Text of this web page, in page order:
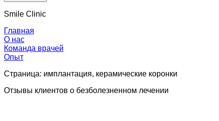
Smile Clinic
Главная
О нас
Команда врачей
Опыт
Страница: имплантация, керамические коронки
Отзывы клиентов о безболезненном лечении